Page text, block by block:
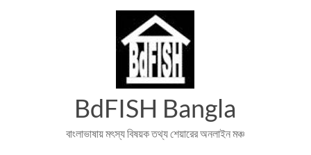
BdFISH Bangla
বাংলাভাষায় মৎস্য বিষয়ক তথ্য শেয়ারের অনলাইন মঞ্চ